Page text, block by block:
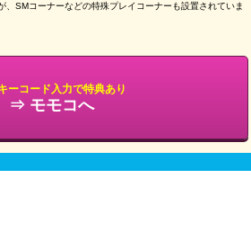
、SMコーナーなどの特殊プレイコーナーも設置されていま
ーコード入力で特典あり
⇒ モモコへ